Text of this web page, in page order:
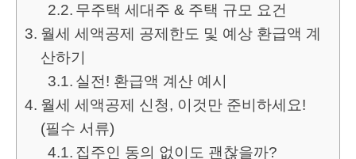
무주택 세대주 & 주택 규모 요건
월세 세액공제 공제한도 및 예상 환급액 계
산하기
실전! 환급액 계산 예시
월세 세액공제 신청, 이것만 준비하세요!
(필수 서류)
집주인 동의 없이도 괜찮을까?